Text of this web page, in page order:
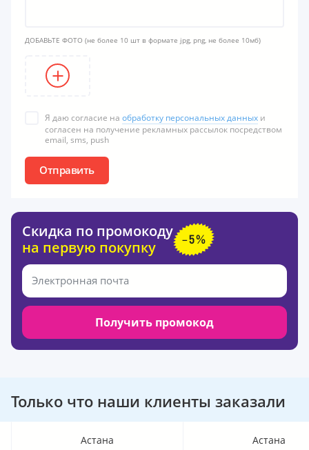
ДОБАВЬТЕ ФОТО (не более 10 шт в формате jpg, png, не более 10мб)
Я даю согласие на обработку персональных данных и
согласен на получение рекламных рассылок посредством
email, sms, push
Отправить
Скидка по промокоду
на первую покупку
Получить промокод
Только что наши клиенты заказали
Астана Астана